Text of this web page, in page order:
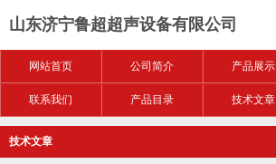
山东济宁鲁超超声设备有限公司
网站首页 公司简介 产品展示
联系我们 产品目录 技术文章
技术文章